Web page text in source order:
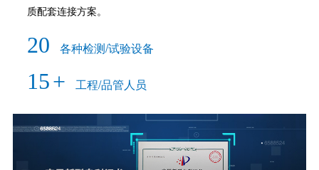
质配套连接方案。
20 各种检测/试验设备
15+ 工程/品管人员